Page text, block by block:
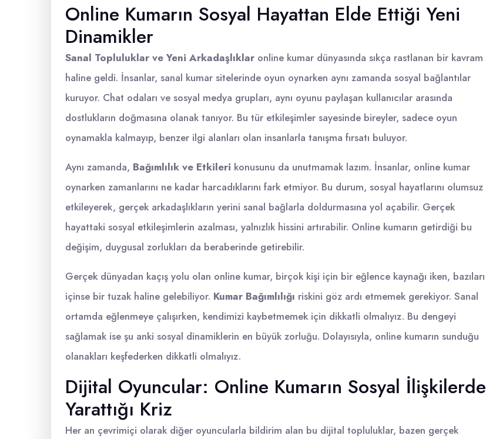
Online Kumarın Sosyal Hayattan Elde Ettiği Yeni
Dinamikler
Sanal Topluluklar ve Yeni Arkadaşlıklar online kumar dünyasında sıkça rastlanan bir kavram
haline geldi. İnsanlar, sanal kumar sitelerinde oyun oynarken aynı zamanda sosyal bağlantılar
kuruyor. Chat odaları ve sosyal medya grupları, aynı oyunu paylaşan kullanıcılar arasında
dostlukların doğmasına olanak tanıyor. Bu tür etkileşimler sayesinde bireyler, sadece oyun
oynamakla kalmayıp, benzer ilgi alanları olan insanlarla tanışma fırsatı buluyor.
Aynı zamanda, Bağımlılık ve Etkileri konusunu da unutmamak lazım. İnsanlar, online kumar
oynarken zamanlarını ne kadar harcadıklarını fark etmiyor. Bu durum, sosyal hayatlarını olumsuz
etkileyerek, gerçek arkadaşlıkların yerini sanal bağlarla doldurmasına yol açabilir. Gerçek
hayattaki sosyal etkileşimlerin azalması, yalnızlık hissini artırabilir. Online kumarın getirdiği bu
değişim, duygusal zorlukları da beraberinde getirebilir.
Gerçek dünyadan kaçış yolu olan online kumar, birçok kişi için bir eğlence kaynağı iken, bazıları
içinse bir tuzak haline gelebiliyor. Kumar Bağımlılığı riskini göz ardı etmemek gerekiyor. Sanal
ortamda eğlenmeye çalışırken, kendimizi kaybetmemek için dikkatli olmalıyız. Bu dengeyi
sağlamak ise şu anki sosyal dinamiklerin en büyük zorluğu. Dolayısıyla, online kumarın sunduğu
olanakları keşfederken dikkatli olmalıyız.
Dijital Oyuncular: Online Kumarın Sosyal İlişkilerde
Yarattığı Kriz
Her an çevrimiçi olarak diğer oyuncularla bildirim alan bu dijital topluluklar, bazen gerçek